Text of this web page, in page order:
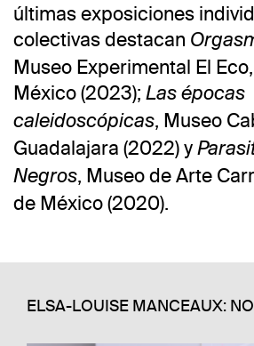
últimas exposiciones
colectivas destacan
Museo Experimental El
México (2023); Las épocas
caleidoscópicas, Museo
Guadalajara (2022) y
Negros, Museo de Arte
de México (2020).
ELSA-LOUISE MANCEAUX: